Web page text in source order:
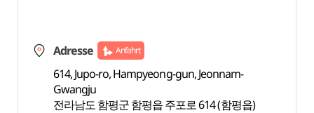
Adresse Anfahrt
614, Jupo-ro, Hampyeong-gun, Jeonnam-
Gwangju
전라남도 함평군 함평읍 주포로 614 (함평읍)